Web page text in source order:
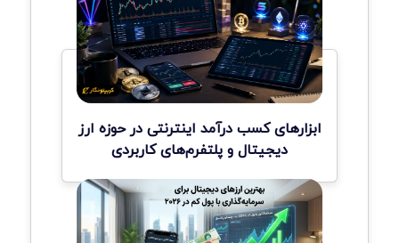
ابزارهای کسب درآمد اینترنتی در حوزه ارز
دیجیتال و پلتفرم‌های کاربردی